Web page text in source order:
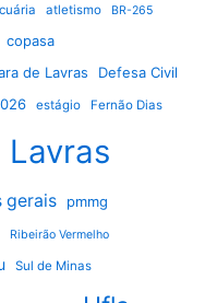
atletismo BR-265
copasa
de Lavras Defesa Civil
estágio Fernão Dias
Lavras
gerais
pmmg
Ribeirão Vermelho
Sul de Minas